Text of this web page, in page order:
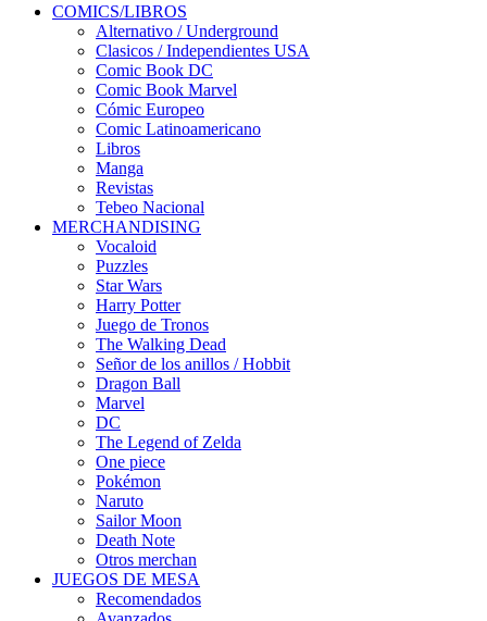
COMICS/LIBROS
Alternativo / Underground
Clasicos / Independientes USA
Comic Book DC
Comic Book Marvel
Cómic Europeo
Comic Latinoamericano
Libros
Manga
Revistas
Tebeo Nacional
MERCHANDISING
Vocaloid
Puzzles
Star Wars
Harry Potter
Juego de Tronos
The Walking Dead
Señor de los anillos / Hobbit
Dragon Ball
Marvel
DC
The Legend of Zelda
One piece
Pokémon
Naruto
Sailor Moon
Death Note
Otros merchan
JUEGOS DE MESA
Recomendados